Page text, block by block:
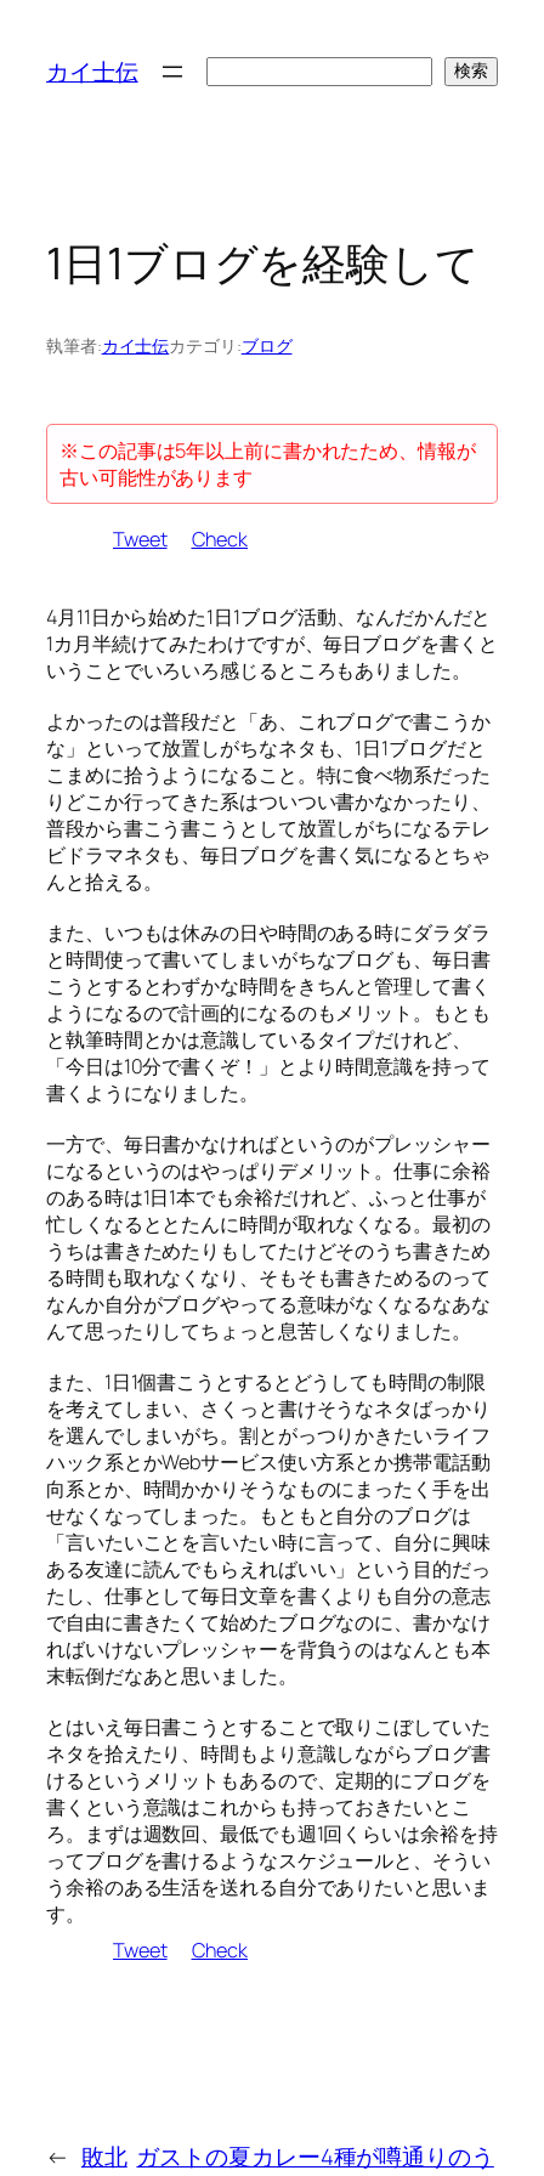
カイ士伝 検索
1日1ブログを経験して
執筆者:カイ士伝カテゴリ:ブログ
※この記事は5年以上前に書かれたため、情報が
古い可能性があります
Tweet Check
4月11日から始めた1日1ブログ活動、なんだかんだと
1カ月半続けてみたわけですが、毎日ブログを書くと
いうことでいろいろ感じるところもありました。
よかったのは普段だと「あ、これブログで書こうか
な」といって放置しがちなネタも、1日1ブログだと
こまめに拾うようになること。特に食べ物系だった
りどこか行ってきた系はついつい書かなかったり、
普段から書こう書こうとして放置しがちになるテレ
ビドラマネタも、毎日ブログを書く気になるとちゃ
んと拾える。
また、いつもは休みの日や時間のある時にダラダラ
と時間使って書いてしまいがちなブログも、毎日書
こうとするとわずかな時間をきちんと管理して書く
ようになるので計画的になるのもメリット。もとも
と執筆時間とかは意識しているタイプだけれど、
「今日は10分で書くぞ！」とより時間意識を持って
書くようになりました。
一方で、毎日書かなければというのがプレッシャー
になるというのはやっぱりデメリット。仕事に余裕
のある時は1日1本でも余裕だけれど、ふっと仕事が
忙しくなるととたんに時間が取れなくなる。最初の
うちは書きためたりもしてたけどそのうち書きため
る時間も取れなくなり、そもそも書きためるのって
なんか自分がブログやってる意味がなくなるなあな
んて思ったりしてちょっと息苦しくなりました。
また、1日1個書こうとするとどうしても時間の制限
を考えてしまい、さくっと書けそうなネタばっかり
を選んでしまいがち。割とがっつりかきたいライフ
ハック系とかWebサービス使い方系とか携帯電話動
向系とか、時間かかりそうなものにまったく手を出
せなくなってしまった。もともと自分のブログは
「言いたいことを言いたい時に言って、自分に興味
ある友達に読んでもらえればいい」という目的だっ
たし、仕事として毎日文章を書くよりも自分の意志
で自由に書きたくて始めたブログなのに、書かなけ
ればいけないプレッシャーを背負うのはなんとも本
末転倒だなあと思いました。
とはいえ毎日書こうとすることで取りこぼしていた
ネタを拾えたり、時間もより意識しながらブログ書
けるというメリットもあるので、定期的にブログを
書くという意識はこれからも持っておきたいとこ
ろ。まずは週数回、最低でも週1回くらいは余裕を持
ってブログを書けるようなスケジュールと、そうい
う余裕のある生活を送れる自分でありたいと思いま
す。
Tweet
Check
← 敗北 ガストの夏カレー4種が噂通りのう